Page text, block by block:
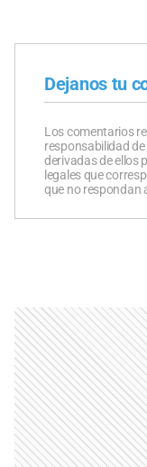
Dejanos tu
Los comentarios
responsabilidad
derivadas de ellos
legales que
que no respondan